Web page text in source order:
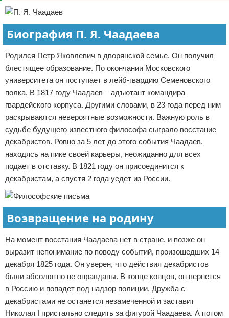
Биография П. Я. Чаадаева
Родился Петр Яковлевич в дворянской семье. Он получил
блестящее образование. По окончании Московского
университета он поступает в лейб-гвардию Семеновского
полка. В 1817 году Чаадаев – адъютант командира
гвардейского корпуса. Другими словами, в 23 года перед ним
раскрываются невероятные возможности. Важную роль в
судьбе будущего известного философа сыграло восстание
декабристов. Ровно за 5 лет до этого события Чаадаев,
находясь на пике своей карьеры, неожиданно для всех
подает в отставку. В 1821 году он присоединится к
декабристам, а спустя 2 года уедет из России.
Возвращение на родину
На момент восстания Чаадаева нет в стране, и позже он
выразит непонимание по поводу событий, произошедших 14
декабря 1825 года. Он уверен, что действия декабристов
были абсолютно не оправданы. В конце концов, он вернется
в Россию и попадет под надзор полиции. Дружба с
декабристами не останется незамеченной и заставит
Николая I пристально следить за фигурой Чаадаева. А потом